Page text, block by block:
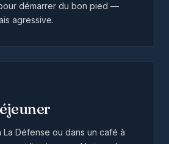
démarrer du bon pied —
agressive.
La Défense ou dans un café à